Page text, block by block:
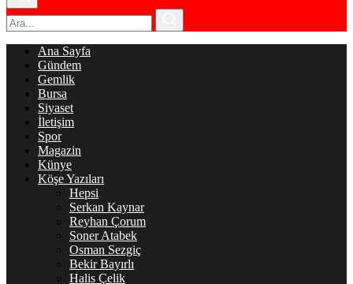
Ana Sayfa
Gündem
Gemlik
Bursa
Siyaset
İletişim
Spor
Magazin
Künye
Köşe Yazıları
Hepsi
Serkan Kaynar
Reyhan Çorum
Soner Atabek
Osman Sezgiç
Bekir Bayırlı
Halis Çelik